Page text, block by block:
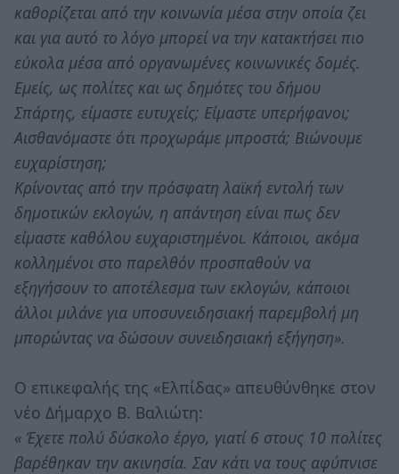
καθορίζεται από την κοινωνία μέσα στην οποία ζει
και για αυτό το λόγο μπορεί να την κατακτήσει πιο
εύκολα μέσα από οργανωμένες κοινωνικές δομές.
Εμείς, ως πολίτες και ως δημότες του δήμου
Σπάρτης, είμαστε ευτυχείς; Είμαστε υπερήφανοι;
Αισθανόμαστε ότι προχωράμε μπροστά; Βιώνουμε
ευχαρίστηση;
Κρίνοντας από την πρόσφατη λαϊκή εντολή των
δημοτικών εκλογών, η απάντηση είναι πως δεν
είμαστε καθόλου ευχαριστημένοι. Κάποιοι, ακόμα
κολλημένοι στο παρελθόν προσπαθούν να
εξηγήσουν το αποτέλεσμα των εκλογών, κάποιοι
άλλοι μιλάνε για υποσυνειδησιακή παρεμβολή μη
μπορώντας να δώσουν συνειδησιακή εξήγηση».
Ο επικεφαλής της «Ελπίδας» απευθύνθηκε στον
νέο Δήμαρχο Β. Βαλιώτη:
« Έχετε πολύ δύσκολο έργο, γιατί 6 στους 10 πολίτες
βαρέθηκαν την ακινησία. Σαν κάτι να τους αφύπνισε